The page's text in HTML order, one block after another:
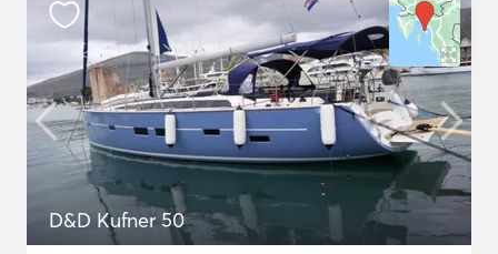
D&D Kufner 50